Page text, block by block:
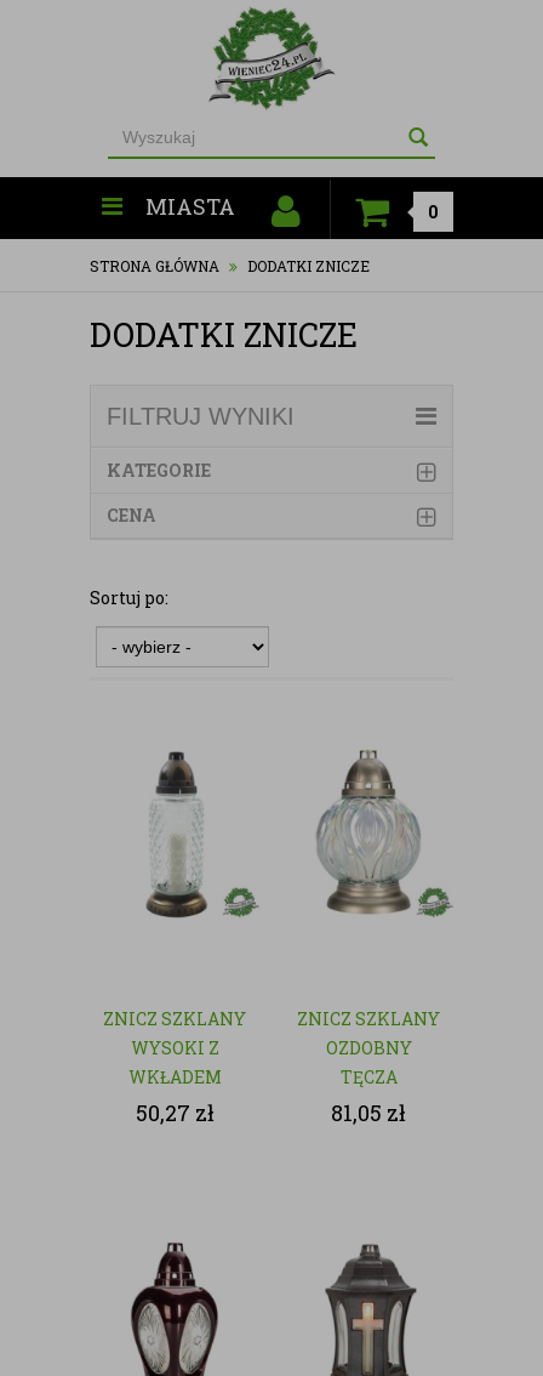
MIASTA 0
STRONA GŁÓWNA DODATKI ZNICZE
DODATKI ZNICZE
FILTRUJ WYNIKI
KATEGORIE
CENA
Sortuj po:
ZNICZ SZKLANY
WYSOKI Z
WKŁADEM
50,27 zł
ZNICZ SZKLANY
OZDOBNY
TĘCZA
81,05 zł